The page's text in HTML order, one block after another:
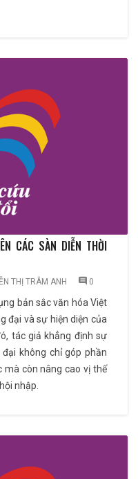
CÁC SÀN DIỄN THỜI
THỊ TRÂM ANH 0
bản sắc văn hóa Việt
đại và sự hiện diện của
tác giả khẳng định sự
không chỉ góp phần
mà còn nâng cao vị thế
nhập.